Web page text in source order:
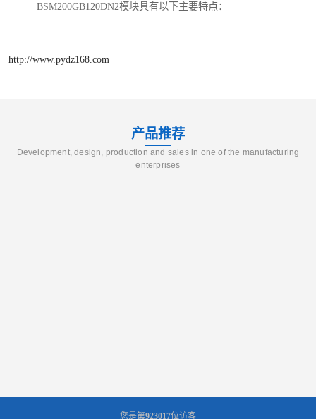
BSM200GB120DN2模块具有以下主要特点：
http://www.pydz168.com
产品推荐
Development, design, production and sales in one of the manufacturing
enterprises
您是第923017位访客